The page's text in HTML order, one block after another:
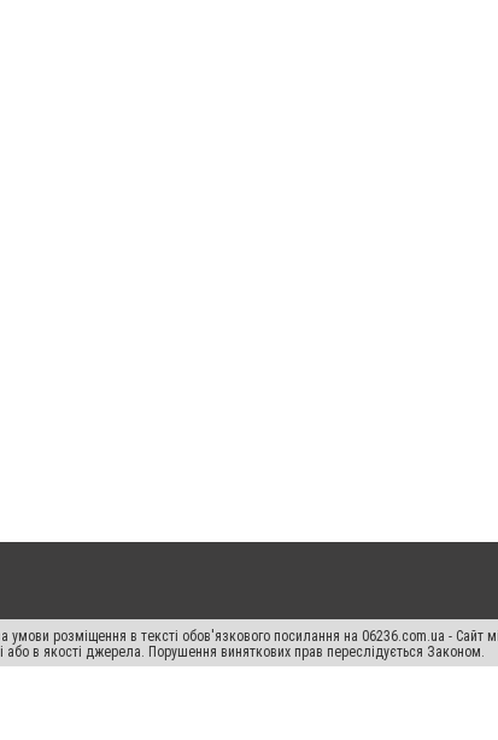
розміщення в тексті обов'язкового посилання на 06236.com.ua - Сайт
або в якості джерела. Порушення виняткових прав переслідується Законом.